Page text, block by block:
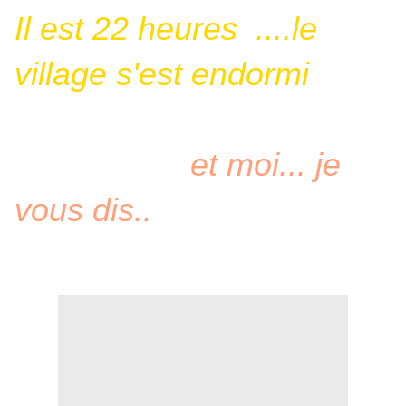
Il est 22 heures ....le
village s'est endormi
et moi... je
vous dis..